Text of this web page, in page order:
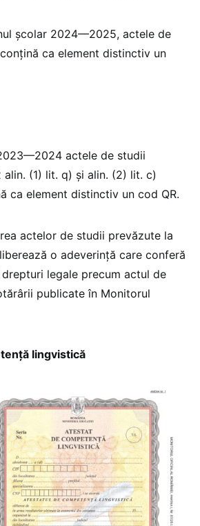
școlar 2024—2025, actele de
ca element distinctiv un
actele de studii
(1) lit. q) și alin. (2) lit. c)
ca element distinctiv un cod QR.
actelor de studii prevăzute la
o adeverință care conferă
legale precum actul de
publicate în Monitorul
lingvistică